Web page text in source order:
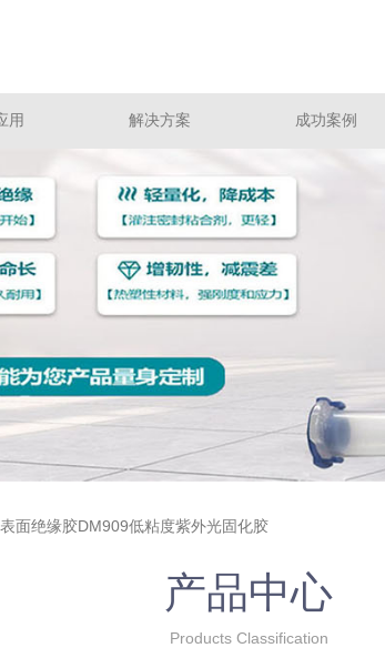
用 解决方案 成功案例
面绝缘胶DM909低粘度紫外光固化胶
产品中心
Products Classification